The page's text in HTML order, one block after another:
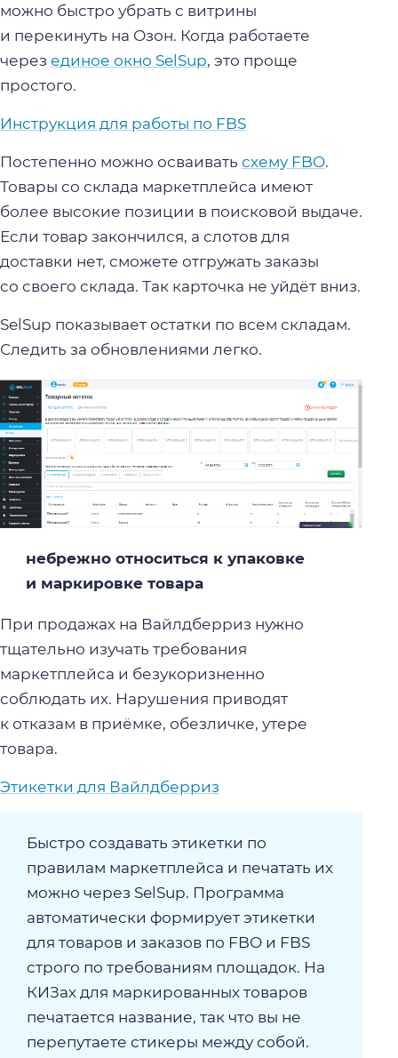
можно быстро убрать с витрины
и перекинуть на Озон. Когда работаете
через единое окно SelSup, это проще
простого.
Инструкция для работы по FBS
Постепенно можно осваивать схему FBO.
Товары со склада маркетплейса имеют
более высокие позиции в поисковой выдаче.
Если товар закончился, а слотов для
доставки нет, сможете отгружать заказы
со своего склада. Так карточка не уйдёт вниз.
SelSup показывает остатки по всем складам.
Следить за обновлениями легко.
небрежно относиться к упаковке
и маркировке товара
При продажах на Вайлдберриз нужно
тщательно изучать требования
маркетплейса и безукоризненно
соблюдать их. Нарушения приводят
к отказам в приёмке, обезличке, утере
товара.
Этикетки для Вайлдберриз
Быстро создавать этикетки по
правилам маркетплейса и печатать их
можно через SelSup. Программа
автоматически формирует этикетки
для товаров и заказов по FBO и FBS
строго по требованиям площадок. На
КИЗах для маркированных товаров
печатается название, так что вы не
перепутаете стикеры между собой.